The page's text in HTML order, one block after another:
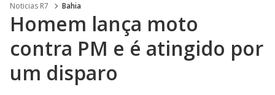
Noticias R7 Bahia
Homem lança moto
contra PM e é atingido por
um disparo